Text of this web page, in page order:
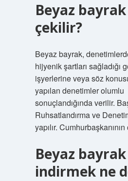
Beyaz
çekilir?
Beyaz bayrak,
hijyenik şartları sağladığı
işyerlerine veya söz
yapılan denetimler olumlu
sonuçlandığında verilir.
Ruhsatlandırma ve
yapılır.
Beyaz bayrak
indirmek ne